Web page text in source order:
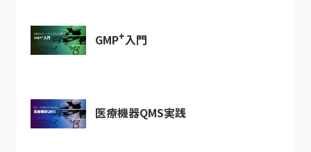
GMP+入門
医療機器QMS実践